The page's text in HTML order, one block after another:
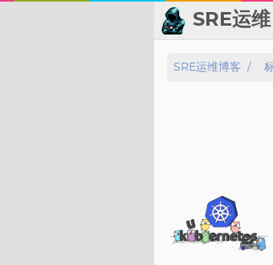
SRE运维
📂 归档
🙈 关于博主
SRE运维博客